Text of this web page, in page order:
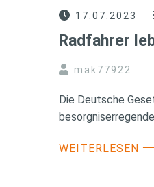
17.07.2023
Radfahrer
mak77922
Die Deutsche
WEITERLESEN